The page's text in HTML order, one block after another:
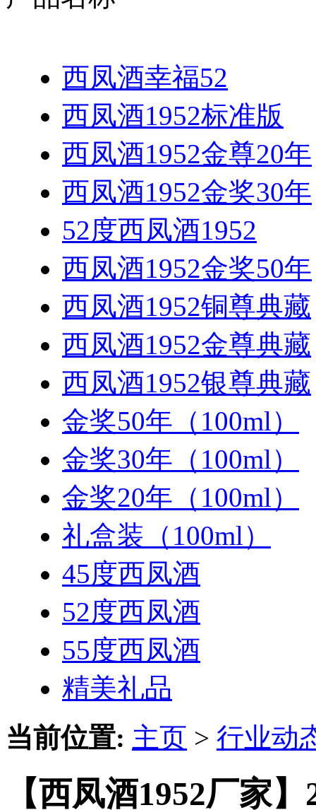
西凤酒幸福52
西凤酒1952标准版
西凤酒1952金尊20年
西凤酒1952金奖30年
52度西凤酒1952
西凤酒1952金奖50年
西凤酒1952铜尊典藏
西凤酒1952金尊典藏
西凤酒1952银尊典藏
金奖50年（100ml）
金奖30年（100ml）
金奖20年（100ml）
礼盒装（100ml）
45度西凤酒
52度西凤酒
55度西凤酒
精美礼品
当前位置: 主页 > 行业动
【西凤酒1952厂家